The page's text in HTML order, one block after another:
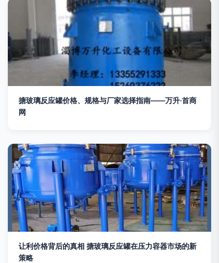
搪玻璃反应罐价格、规格与厂家选择指南——万升·首商
网
让利价格背后的真相 搪玻璃反应罐在压力容器市场的新
策略